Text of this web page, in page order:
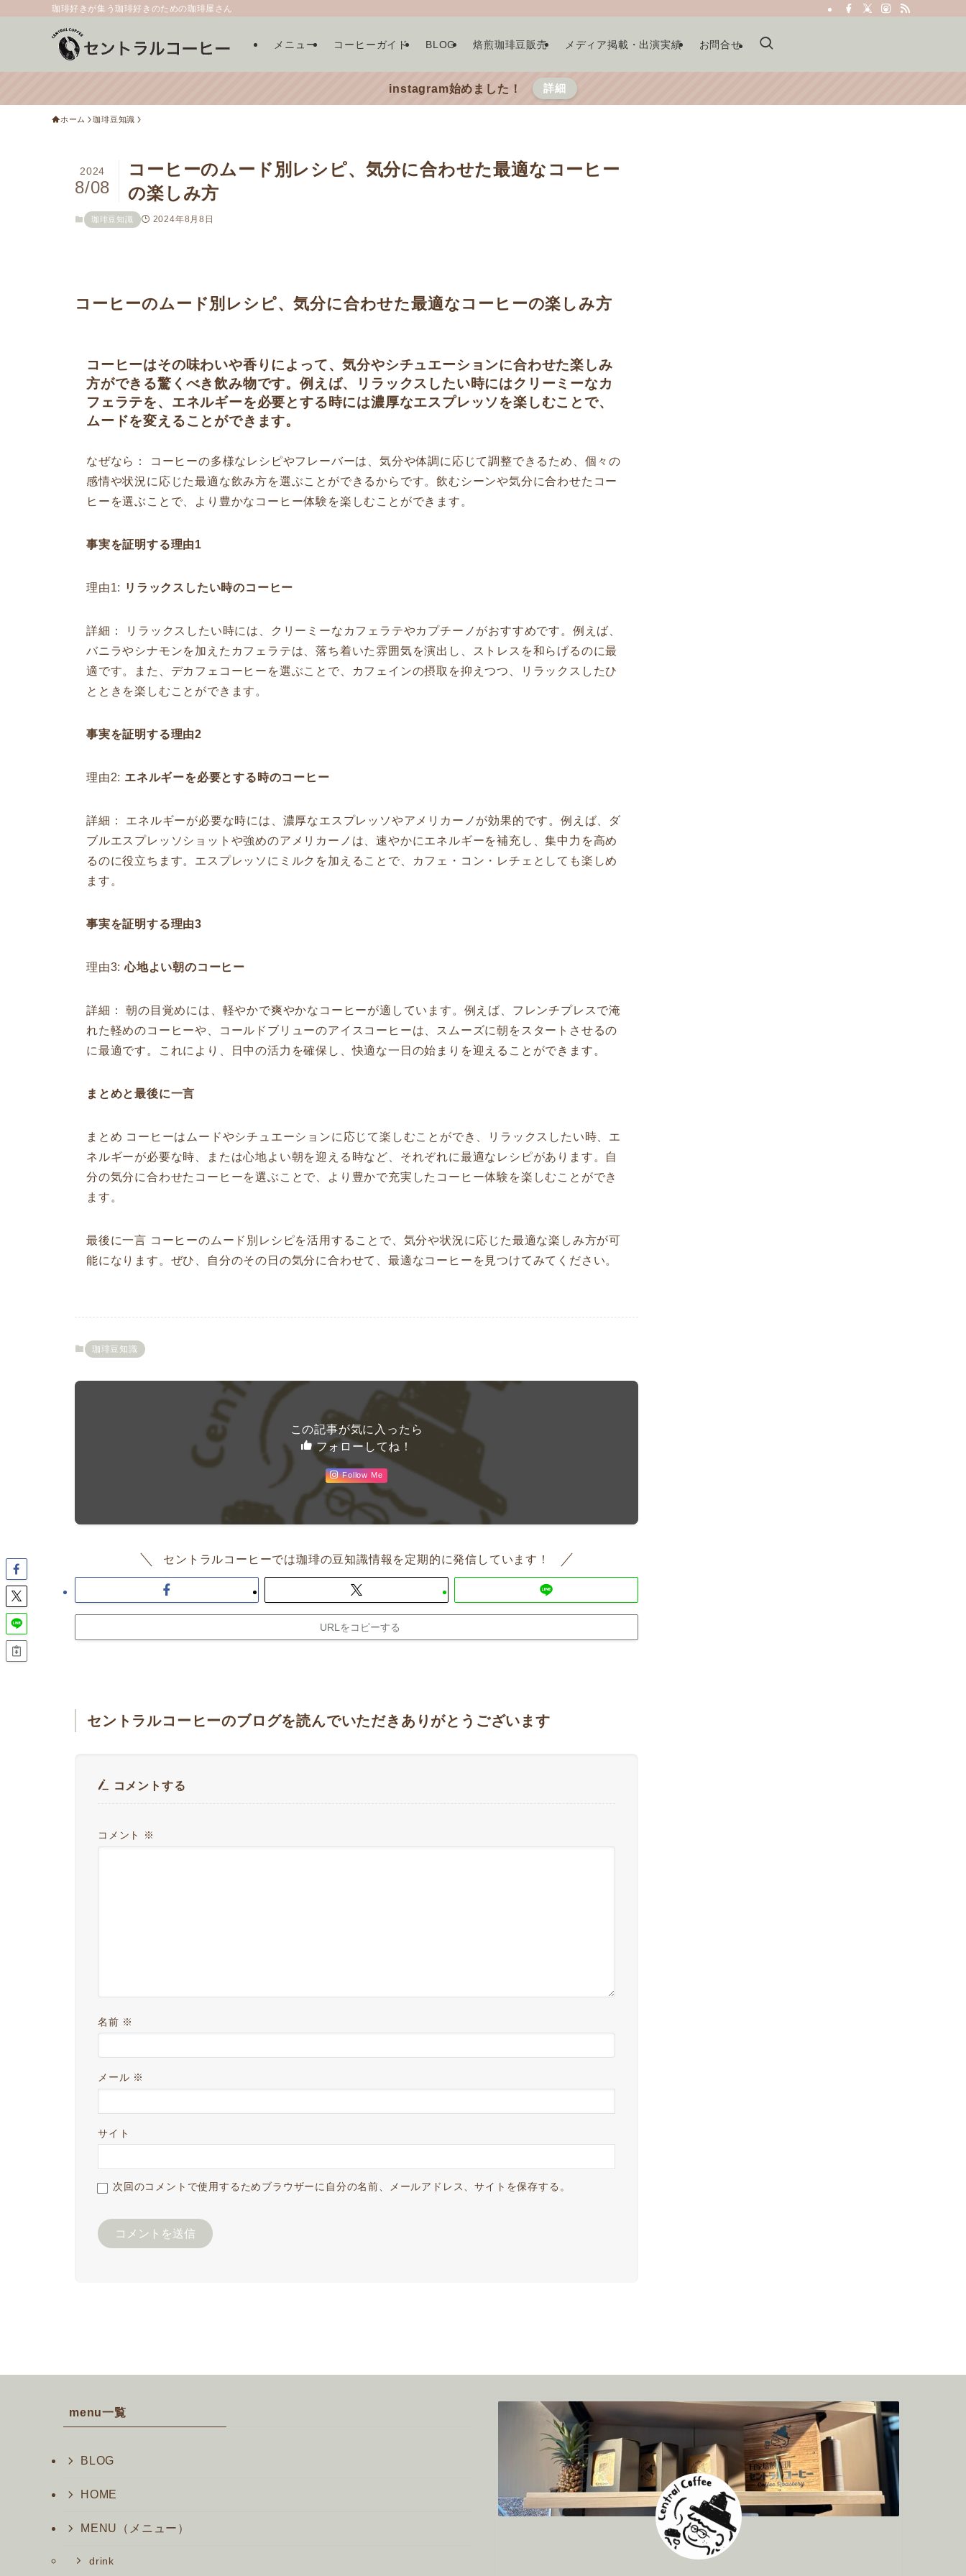
珈琲好きが集う珈琲好きのための珈琲屋さん
メニュー コーヒーガイド BLOG 焙煎珈琲豆販売 メディア掲載・出演実績 お問合せ
instagram始めました！ 詳細
ホーム 珈琲豆知識
コーヒーのムード別レシピ、気分に合わせた最適なコーヒー
の楽しみ方
2024
8/08
珈琲豆知識 2024年8月8日
コーヒーのムード別レシピ、気分に合わせた最適なコーヒーの楽しみ方
コーヒーはその味わいや香りによって、気分やシチュエーションに合わせた楽しみ
方ができる驚くべき飲み物です。例えば、リラックスしたい時にはクリーミーなカ
フェラテを、エネルギーを必要とする時には濃厚なエスプレッソを楽しむことで、
ムードを変えることができます。
なぜなら： コーヒーの多様なレシピやフレーバーは、気分や体調に応じて調整できるため、個々の
感情や状況に応じた最適な飲み方を選ぶことができるからです。飲むシーンや気分に合わせたコー
ヒーを選ぶことで、より豊かなコーヒー体験を楽しむことができます。
事実を証明する理由1
理由1: リラックスしたい時のコーヒー
詳細： リラックスしたい時には、クリーミーなカフェラテやカプチーノがおすすめです。例えば、
バニラやシナモンを加えたカフェラテは、落ち着いた雰囲気を演出し、ストレスを和らげるのに最
適です。また、デカフェコーヒーを選ぶことで、カフェインの摂取を抑えつつ、リラックスしたひ
とときを楽しむことができます。
事実を証明する理由2
理由2: エネルギーを必要とする時のコーヒー
詳細： エネルギーが必要な時には、濃厚なエスプレッソやアメリカーノが効果的です。例えば、ダ
ブルエスプレッソショットや強めのアメリカーノは、速やかにエネルギーを補充し、集中力を高め
るのに役立ちます。エスプレッソにミルクを加えることで、カフェ・コン・レチェとしても楽しめ
ます。
事実を証明する理由3
理由3:心地よい朝のコーヒー
詳細： 朝の目覚めには、軽やかで爽やかなコーヒーが適しています。例えば、フレンチプレスで淹
れた軽めのコーヒーや、コールドブリューのアイスコーヒーは、スムーズに朝をスタートさせるの
に最適です。これにより、日中の活力を確保し、快適な一日の始まりを迎えることができます。
まとめと最後に一言
まとめ コーヒーはムードやシチュエーションに応じて楽しむことができ、リラックスしたい時、エ
ネルギーが必要な時、または心地よい朝を迎える時など、それぞれに最適なレシピがあります。自
分の気分に合わせたコーヒーを選ぶことで、より豊かで充実したコーヒー体験を楽しむことができ
ます。
最後に一言 コーヒーのムード別レシピを活用することで、気分や状況に応じた最適な楽しみ方が可
能になります。ぜひ、自分のその日の気分に合わせて、最適なコーヒーを見つけてみてください。
珈琲豆知識
この記事が気に入ったら
フォローしてね！
Follow Me
セントラルコーヒーでは珈琲の豆知識情報を定期的に発信しています！
URLをコピーする
セントラルコーヒーのブログを読んでいただきありがとうございます
コメントする
コメント ※
名前 ※
メール ※
サイト
次回のコメントで使用するためブラウザーに自分の名前、メールアドレス、サイトを保存する。
menu一覧
BLOG
HOME
MENU（メニュー）
drink